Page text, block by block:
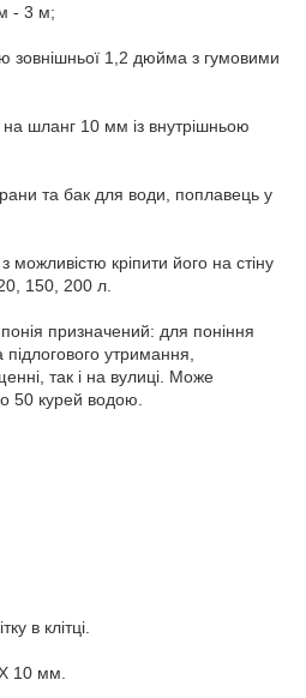
- 3 м;
зовнішньої 1,2 дюйма з гумовими
шланг 10 мм із внутрішньою
та бак для води, поплавець у
можливістю кріпити його на стіну
150, 200 л.
призначений: для поніння
підлогового утримання,
так і на вулиці. Може
50 курей водою.
в клітці.
10 мм.